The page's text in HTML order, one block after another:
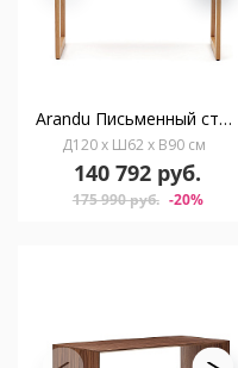
Arandu Письменный стол из массива ясеня и дерева 120 x 60 см
Д120 x Ш62 x В90 см
140 792 руб.
175 990 руб. -20%